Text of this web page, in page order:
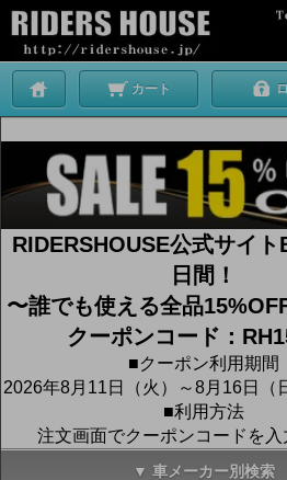
カート
RIDERSHOUSE公式サイ
日間！
〜誰でも使える全品
クーポンコード：
■クーポン利用期間
2026年8月11日（火）～8月16日（
■利用方法
注文画面でクーポンコードを入
▼ 車メーカー別検索